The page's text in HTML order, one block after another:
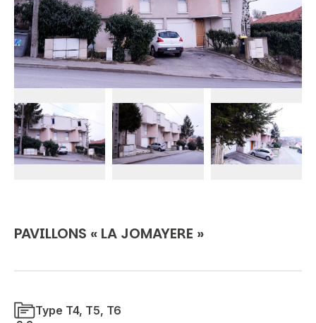
PAVILLONS « LA JOMAYERE »
Type T4, T5, T6